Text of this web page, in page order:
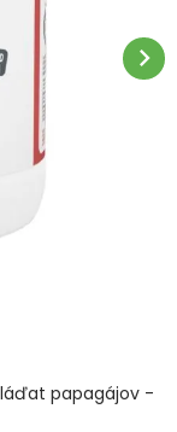
chevron_right
papagájov -